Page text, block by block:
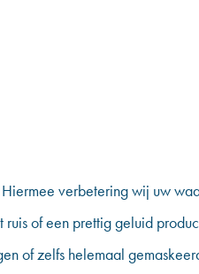
verbetering wij uw
of een prettig geluid
of zelfs helemaal